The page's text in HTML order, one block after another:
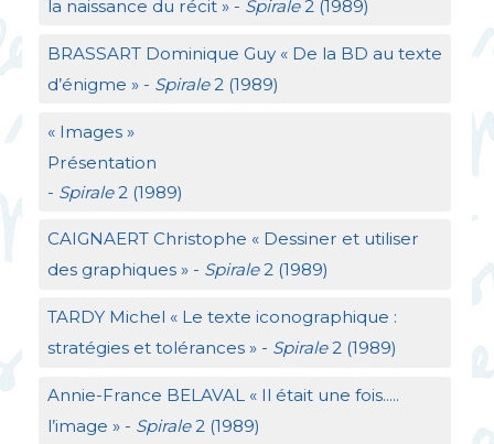
la naissance du récit » - Spirale2 (1989)
BRASSARTDominique Guy « De la BD au texte
d’énigme » - Spirale2 (1989)
« Images »
Présentation
- Spirale2 (1989)
CAIGNAERTChristophe « Dessiner et utiliser
des graphiques » - Spirale2 (1989)
TARDYMichel « Le texte iconographique :
stratégies et tolérances » - Spirale2 (1989)
Annie-France BELAVAL« Il était une fois.....
l’image » - Spirale2 (1989)